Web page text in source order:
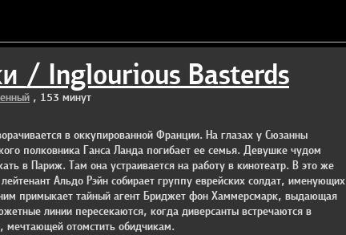
/ Inglourious Basterds
, 153 минут
в оккупированной Франции. На глазах у Сюзанны
полковника Ганса Ланда погибает ее семья. Девушке чудом
в Париж. Там она устраивается на работу в кинотеатр. В это же
Альдо Рэйн собирает группу еврейских солдат, именующих
примыкает тайный агент Бриджет фон Хаммерсмарк, выдающая
линии пересекаются, когда диверсанты встречаются в
мечтающей отомстить обидчикам.